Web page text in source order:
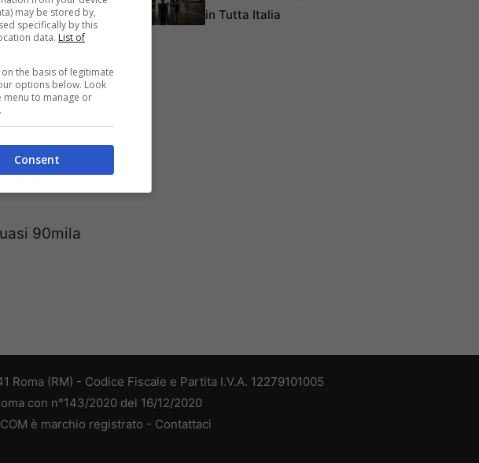
dei Fori
90mila
in Tutta Italia
(RM) - Codice Fiscale e Partita I.V.A. 12279101005
con n°143/2020 del 16/12/2020
è marchio registrato - Contattaci
may be stored by,
specifically by this
data. List of
the basis of legitimate
options below. Look
to manage or
Consent